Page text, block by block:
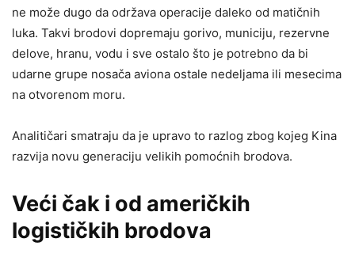
ne može dugo da održava operacije daleko od matičnih
luka. Takvi brodovi dopremaju gorivo, municiju, rezervne
delove, hranu, vodu i sve ostalo što je potrebno da bi
udarne grupe nosača aviona ostale nedeljama ili mesecima
na otvorenom moru.
Analitičari smatraju da je upravo to razlog zbog kojeg Kina
razvija novu generaciju velikih pomoćnih brodova.
Veći čak i od američkih
logističkih brodova